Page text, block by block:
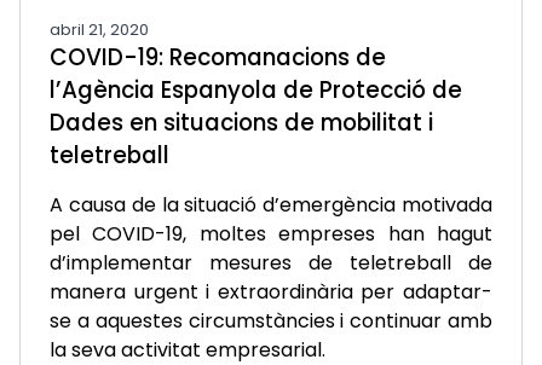
abril 21, 2020
COVID-19: Recomanacions de
l’Agència Espanyola de Protecció de
Dades en situacions de mobilitat i
teletreball
A causa de la situació d’emergència motivada
pel COVID-19, moltes empreses han hagut
d’implementar mesures de teletreball de
manera urgent i extraordinària per adaptar-
se a aquestes circumstàncies i continuar amb
la seva activitat empresarial.